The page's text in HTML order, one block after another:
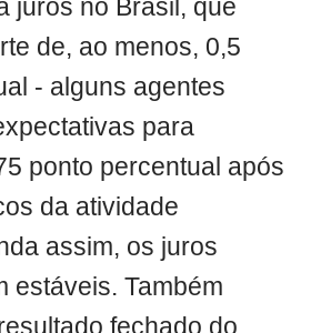
juros no Brasil, que
de, ao menos, 0,5
- alguns agentes
para
ponto percentual após
da atividade
assim, os juros
estáveis. Também
fechado do